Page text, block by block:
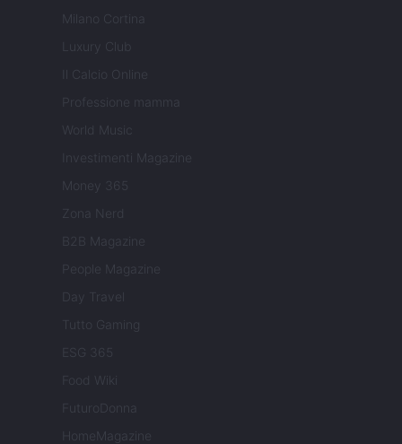
Milano Cortina
Luxury Club
Il Calcio Online
Professione mamma
World Music
Investimenti Magazine
Money 365
Zona Nerd
B2B Magazine
People Magazine
Day Travel
Tutto Gaming
ESG 365
Food Wiki
FuturoDonna
HomeMagazine